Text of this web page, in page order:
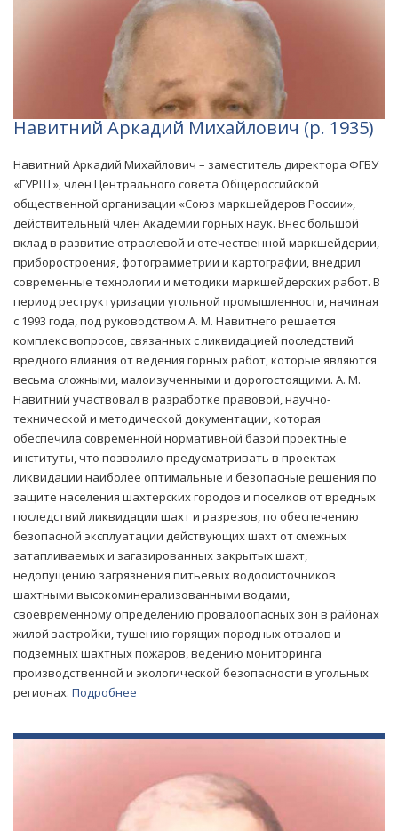
Навитний Аркадий Михайлович (р. 1935)
Навитний Аркадий Михайлович – заместитель директора ФГБУ
«ГУРШ », член Центрального совета Общероссийской
общественной организации «Союз маркшейдеров России»,
действительный член Академии горных наук. Внес большой
вклад в развитие отраслевой и отечественной маркшейдерии,
приборостроения, фотограмметрии и картографии, внедрил
современные технологии и методики маркшейдерских работ. В
период реструктуризации угольной промышленности, начиная
с 1993 года, под руководством А. М. Навитнего решается
комплекс вопросов, связанных с ликвидацией последствий
вредного влияния от ведения горных работ, которые являются
весьма сложными, малоизученными и дорогостоящими. А. М.
Навитний участвовал в разработке правовой, научно-
технической и методической документации, которая
обеспечила современной нормативной базой проектные
институты, что позволило предусматривать в проектах
ликвидации наиболее оптимальные и безопасные решения по
защите населения шахтерских городов и поселков от вредных
последствий ликвидации шахт и разрезов, по обеспечению
безопасной эксплуатации действующих шахт от смежных
затапливаемых и загазированных закрытых шахт,
недопущению загрязнения питьевых водооисточников
шахтными высокоминерализованными водами,
своевременному определению провалоопасных зон в районах
жилой застройки, тушению горящих породных отвалов и
подземных шахтных пожаров, ведению мониторинга
производственной и экологической безопасности в угольных
регионах. Подробнее